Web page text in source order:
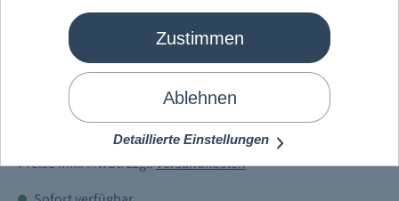
Mein Schiff®Full Metal Cruise T-
Shirt Damen 2025
Preise inkl. MwSt. zzgl.Versandkosten
Zustimmen
Ablehnen
Detaillierte Einstellungen